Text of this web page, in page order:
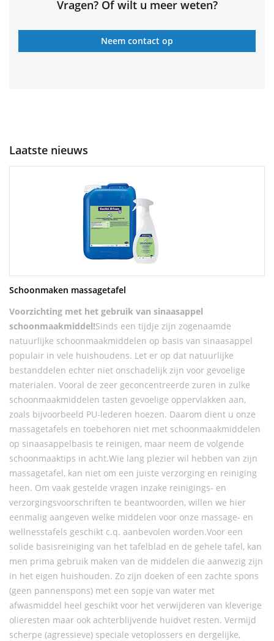
Vragen? Of wilt u meer weten?
Neem contact op
Laatste nieuws
Schoonmaken massagetafel
Voorzichting met het gebruik van sinaasappel
schoonmaakmiddel!Sinds een tijdje zijn zogenaamde
natuurlijke schoonmaakmiddelen op basis van sinaasappel
populair in vele huishoudens. Let er op dat natuurlijke
bestanddelen echter niet onschadelijk zijn voor gevoelige
materialen. Vooral de zeer geconcentreerde zuren in zulke
schoonmaakmiddelen tasten gevoelige oppervlakken aan,
zoals bijvoorbeeld PU-lederen hoezen. Daarom dient u onze
massagetafels en toebehoren niet met schoonmaakmiddelen
op sinaasappelbasis te reinigen, maar neem de volgende
schoonmaaktips in acht.Wie lang plezier wil hebben van zijn
massagetafel, kan niet om een juiste verzorging en reiniging
heen. Om vaak gestelde vragen inzake reinigings- en
verzorgingsvoorschriften te beantwoorden, willen we hier
eenmalig aangeven welke middelen voor onze massage- en
wellnesstafels geschikt c.q. aanbevolen worden.Voor een
solide basisreiniging van het tafelblad en de gehele tafel, kan
men prima gebruik maken van de middelen die aanwezig zijn
in het eigen huishouden. Zo zijn doeken of een zachte spons
(geen pannenspons) met een sopje van water met
afwasmiddel heel geschikt voor het verwijderen van kleverige
olieresten maar ook achterblijvende huidvet resten. Vermijd
scherpe (agressieve) speciale vetoplossers en dergelijke,